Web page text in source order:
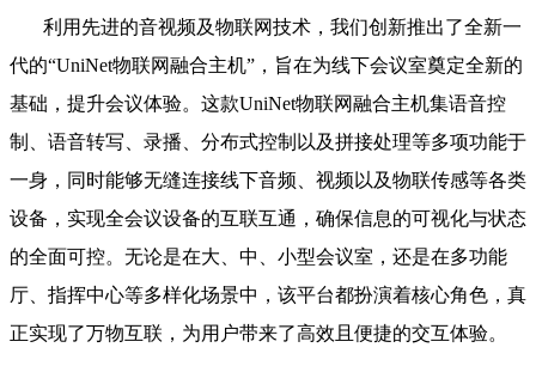
利用先进的音视频及物联网技术，我们创新推出了全新一
代的“UniNet物联网融合主机”，旨在为线下会议室奠定全新的
基础，提升会议体验。这款UniNet物联网融合主机集语音控
制、语音转写、录播、分布式控制以及拼接处理等多项功能于
一身，同时能够无缝连接线下音频、视频以及物联传感等各类
设备，实现全会议设备的互联互通，确保信息的可视化与状态
的全面可控。无论是在大、中、小型会议室，还是在多功能
厅、指挥中心等多样化场景中，该平台都扮演着核心角色，真
正实现了万物互联，为用户带来了高效且便捷的交互体验。